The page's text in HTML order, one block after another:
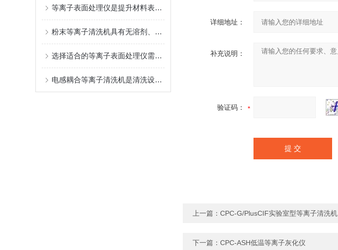
等离子表面处理仪是提升材料表面性能的工具
粉末等离子清洗机具有无溶剂、无污染的优点
选择适合的等离子表面处理仪需要考虑以下几个关键因素
电感耦合等离子清洗机是清洗设备表面污染的重要工具
详细地址：
补充说明：
验证码：
上一篇： CPC-G/PlusCIF实验室型等离子清洗机
下一篇： CPC-ASH低温等离子灰化仪